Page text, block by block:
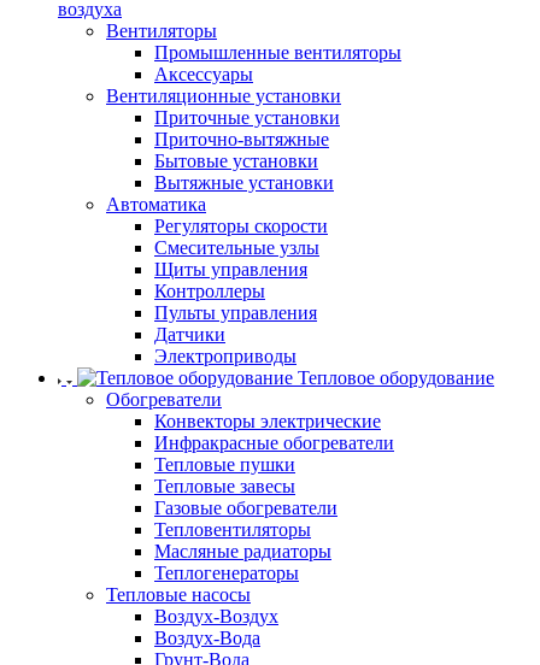
воздуха
Вентиляторы
Промышленные вентиляторы
Аксессуары
Вентиляционные установки
Приточные установки
Приточно-вытяжные
Бытовые установки
Вытяжные установки
Автоматика
Регуляторы скорости
Смесительные узлы
Щиты управления
Контроллеры
Пульты управления
Датчики
Электроприводы
Тепловое оборудование
Обогреватели
Конвекторы электрические
Инфракрасные обогреватели
Тепловые пушки
Тепловые завесы
Газовые обогреватели
Тепловентиляторы
Масляные радиаторы
Теплогенераторы
Тепловые насосы
Воздух-Воздух
Воздух-Вода
Грунт-Вода